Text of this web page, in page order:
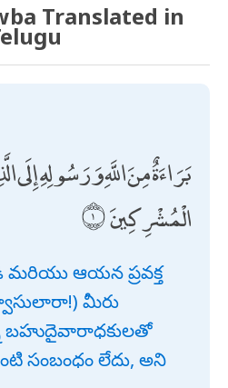
Translated in
بَرَاءَةٌ مِنَ اللَّهِ وَرَسُولِهِ
الْمُشْرِكِينَ
మరియు ఆయన ప్రవక్త
మీరు
బహుదైవారాధకులతో
సంబంధం లేదు, అని